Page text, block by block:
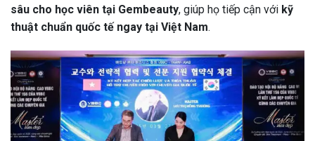
sâu cho học viên tại Gembeauty, giúp họ tiếp cận với kỹ
thuật chuẩn quốc tế ngay tại Việt Nam.